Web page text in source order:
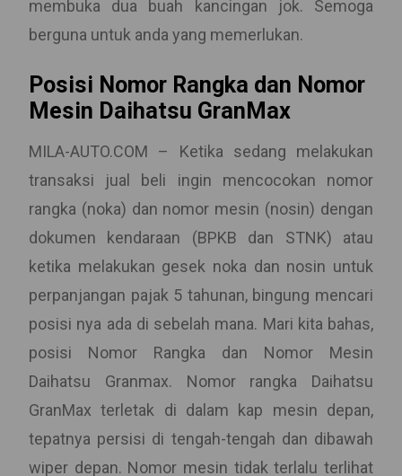
membuka dua buah kancingan jok. Semoga
berguna untuk anda yang memerlukan.
Posisi Nomor Rangka dan Nomor
Mesin Daihatsu GranMax
MILA-AUTO.COM – Ketika sedang melakukan
transaksi jual beli ingin mencocokan nomor
rangka (noka) dan nomor mesin (nosin) dengan
dokumen kendaraan (BPKB dan STNK) atau
ketika melakukan gesek noka dan nosin untuk
perpanjangan pajak 5 tahunan, bingung mencari
posisi nya ada di sebelah mana. Mari kita bahas,
posisi Nomor Rangka dan Nomor Mesin
Daihatsu Granmax. Nomor rangka Daihatsu
GranMax terletak di dalam kap mesin depan,
tepatnya persisi di tengah-tengah dan dibawah
wiper depan. Nomor mesin tidak terlalu terlihat